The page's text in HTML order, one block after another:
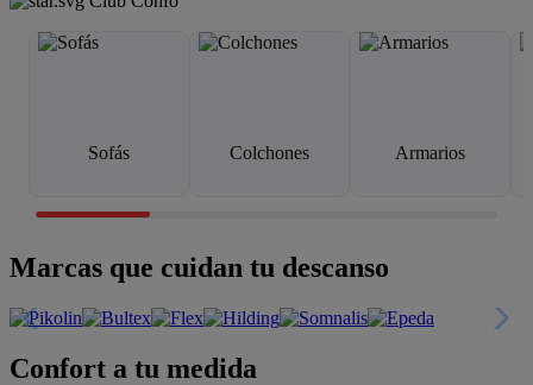
Sofás Colchones Armarios
Marcas que cuidan tu descanso
Confort a tu medida